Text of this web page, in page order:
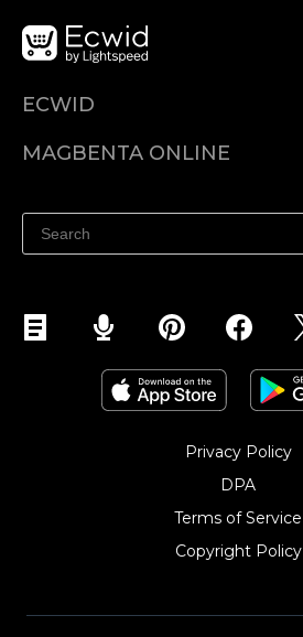
ECWID
Help center
MAGBENTA ONLINE
Ibenta sa Facebook
Privacy Policy
DPA
Terms of Service
Copyright Policy‎